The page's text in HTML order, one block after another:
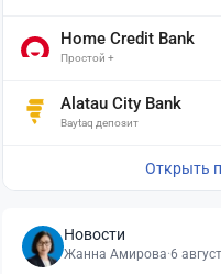
Home Credit Bank
Простой +
Alatau City Bank
Baytaq депозит
Открыть
Новости
Жанна Амирова·6